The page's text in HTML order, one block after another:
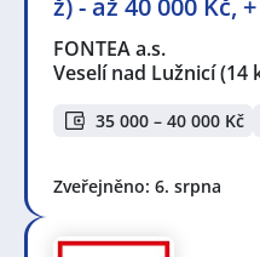
ž) - až 40 000 Kč,
FONTEA a.s.
Veselí nad Lužnicí(14
35 000 – 40 000 Kč
Zveřejněno: 6. srpna